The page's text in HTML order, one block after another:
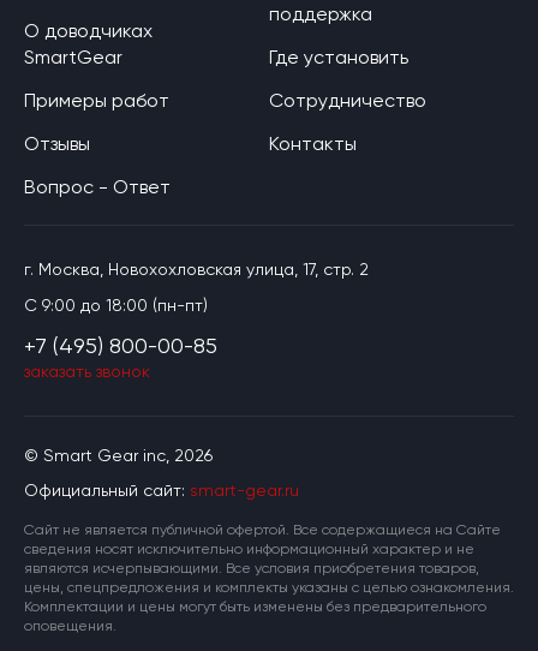
© Smart Gear inc, 2026
Официальный сайт: smart-gear.ru
Cайт не является публичной офертой. Все содержащиеся на Сайте
сведения носят исключительно информационный характер и не
являются исчерпывающими. Все условия приобретения товаров,
цены, спецпредложения и комплекты указаны с целью ознакомления.
Комплектации и цены могут быть изменены без предварительного
оповещения.
О доводчиках
SmartGear
Примеры работ
Отзывы
Вопрос - Ответ
поддержка
Где установить
Сотрудничество
Контакты
г. Москва, Новохохловская улица, 17, стр. 2
C 9:00 до 18:00 (пн-пт)
+7 (495) 800-00-85
заказать звонок